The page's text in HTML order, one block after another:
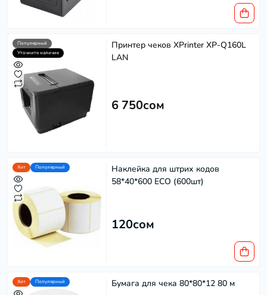
Популярный
Уточните наличие
Принтер чеков XPrinter XP-Q160L
LAN
6 750сом
Хит Популярный
Наклейка для штрих кодов
58*40*600 ECO (600шт)
120сом
Хит Популярный Бумага для чека 80*80*12 80 м